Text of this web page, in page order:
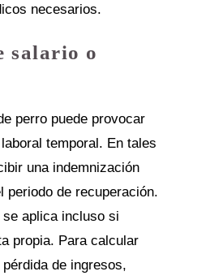
necesarios.
salario o
perro puede provocar
temporal. En tales
una indemnización
periodo de recuperación.
aplica incluso si
propia. Para calcular
de ingresos,